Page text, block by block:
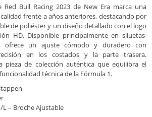
Red Bull Racing 2023 de New Era marca una
frente a años anteriores, destacando por
de poliéster y un diseño detallado con el logo
HD. Disponible principalmente en siluetas
ofrece un ajuste cómodo y duradero con
en los costados y la parte trasera.
pieza de colección auténtica que equilibra el
técnica de la Fórmula 1.
– Broche Ajustable